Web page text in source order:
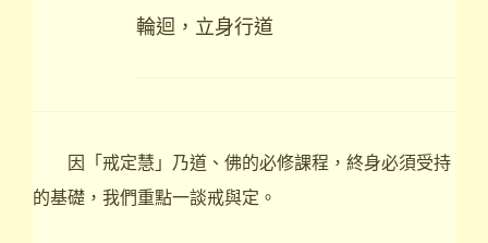
輪迴，立身行道
因「戒定慧」乃道、佛的必修課程，終身必須受持
的基礎，我們重點一談戒與定。